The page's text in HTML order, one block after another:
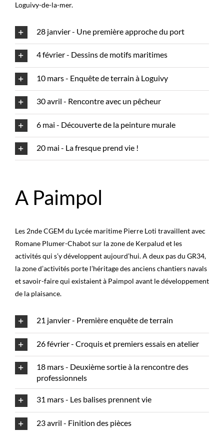
Loguivy-de-la-mer.
28 janvier - Une première approche du port
4 février - Dessins de motifs maritimes
10 mars - Enquête de terrain à Loguivy
30 avril - Rencontre avec un pêcheur
6 mai - Découverte de la peinture murale
20 mai - La fresque prend vie !
A Paimpol
Les 2nde CGEM du Lycée maritime Pierre Loti travaillent avec
Romane Plumer-Chabot sur la zone de Kerpalud et les
activités qui s’y développent aujourd’hui. A deux pas du GR34,
la zone d’activités porte l’héritage des anciens chantiers navals
et savoir-faire qui existaient à Paimpol avant le développement
de la plaisance.
21 janvier - Première enquête de terrain
26 février - Croquis et premiers essais en atelier
18 mars - Deuxième sortie à la rencontre des
professionnels
31 mars - Les balises prennent vie
23 avril - Finition des pièces